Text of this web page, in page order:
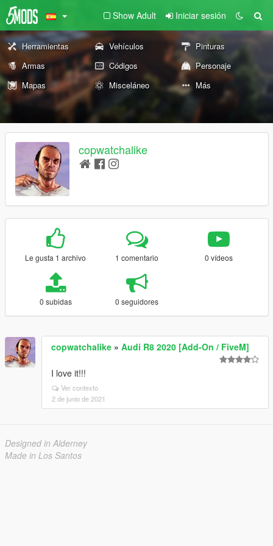
Show Adult Iniciar sesión
Herramientas Vehículos
Pinturas
Armas
Códigos
Personaje
Mapas
Misceláneo Más
copwatchalike
Le gusta 1 archivo 1 comentario 0 vídeos
0 subidas 0 seguidores
copwatchalike » Audi R8 2020 [Add-On / FiveM]
I love it!!!
Ver contexto
2 de junio de 2021
Designed in Alderney
Made in Los Santos